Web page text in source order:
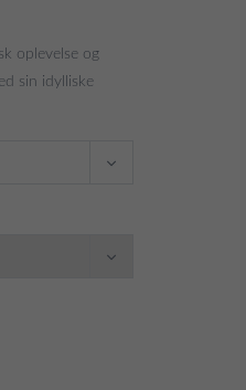
oplevelse og
sin idylliske